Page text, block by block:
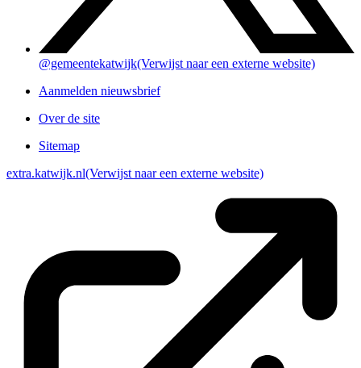
@gemeentekatwijk(Verwijst naar een externe website)
Aanmelden nieuwsbrief
Over de site
Sitemap
extra.katwijk.nl(Verwijst naar een externe website)